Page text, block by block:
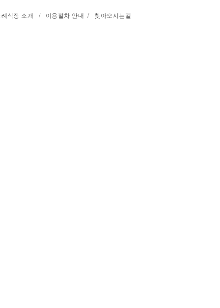
례식장 소개 / 이용절차 안내 / 찾아오시는길